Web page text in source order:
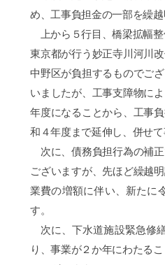
め、工事負担金の一部を繰
上から５行目、橋梁拡幅
東京都が行う妙正寺川河川
中野区が負担するものでご
いましたが、工事支障物に
年度になることから、工事
和４年度まで延伸し、併せ
次に、債務負担行為の補
ございますが、先ほど繰越
業費の増額に伴い、新たに
す。
次に、下水道施設緊急修
り、事業が２か年にわたる